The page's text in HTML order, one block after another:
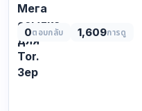
Мега
ссылка
для
Tor.
Зер
0ตอบกลับ 1,609การดู